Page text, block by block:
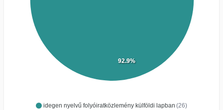
idegen nyelvű folyóiratközlemény külföldi lapban (26)
92.9%